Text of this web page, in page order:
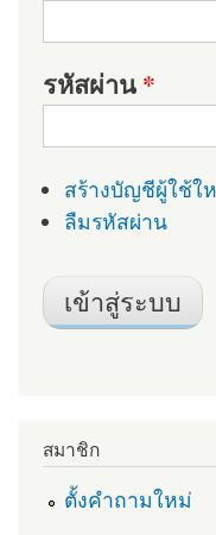
รหัสผ่าน*
สร้างบัญชีผู้ใช้ใ
ลืมรหัสผ่าน
สมาชิก
ตั้งคำถามใหม่